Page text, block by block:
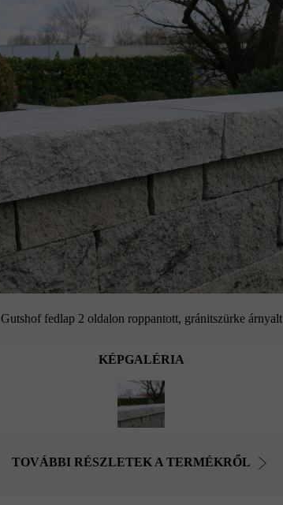
Gutshof fedlap 2 oldalon roppantott, gránitszürke árnyalt
KÉPGALÉRIA
TOVÁBBI RÉSZLETEK A TERMÉKRŐL